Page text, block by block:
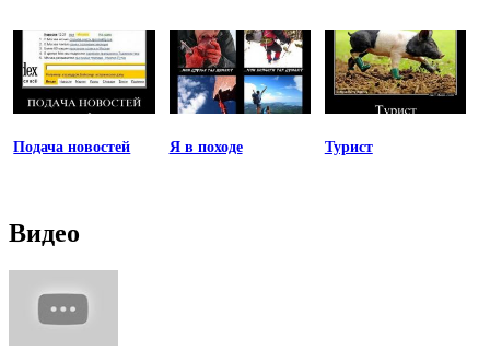
Подача новостей Я в походе Турист
Видео